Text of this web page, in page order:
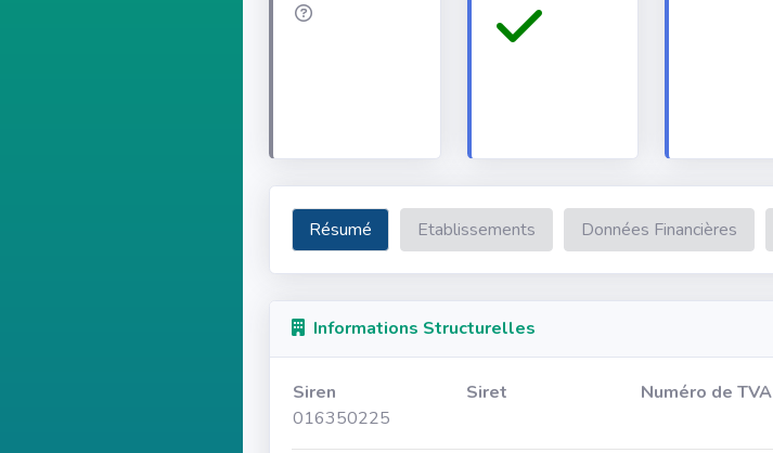
Résumé Etablissements Données Financières
Informations Structurelles
Siren Siret
Numéro de TVA
016350225